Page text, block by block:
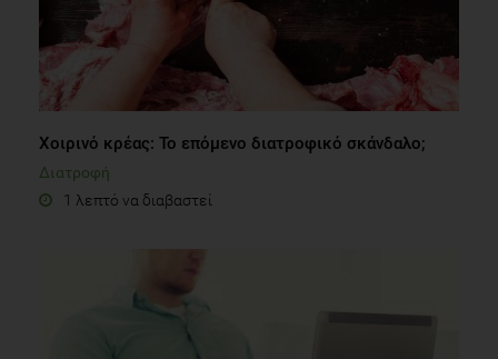
Χοιρινό κρέας: Το επόμενο διατροφικό σκάνδαλο;
Διατροφή
1 λεπτό να διαβαστεί